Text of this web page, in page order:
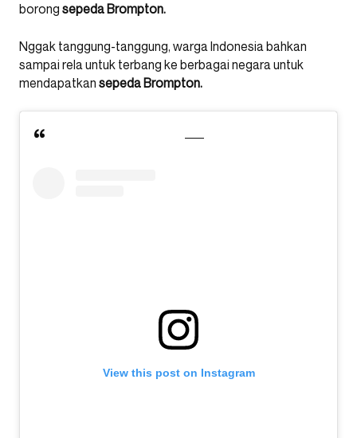
borong sepeda Brompton.
Nggak tanggung-tanggung, warga Indonesia bahkan
sampai rela untuk terbang ke berbagai negara untuk
mendapatkan sepeda Brompton.
View this post on Instagram